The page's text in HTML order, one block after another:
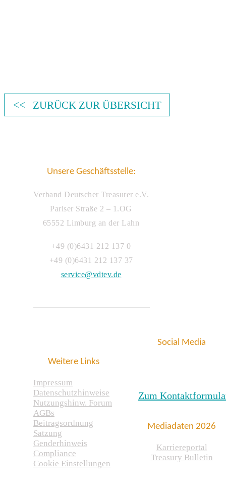
<< ZURÜCK ZUR ÜBERSICHT
Unsere Geschäftsstelle:
Verband Deutscher Treasurer e.V.
Pariser Straße 2 – 1.OG
65552 Limburg an der Lahn
+49 (0)6431 212 137 0
+49 (0)6431 212 137 37
service@vdtev.de
Weitere Links
Impressum
Datenschutzhinweise
Nutzungshinw. Forum
AGBs
Beitragsordnung
Satzung
Genderhinweis
Compliance
Cookie Einstellungen
Social Media
Zum
Mediadaten 2026
Karriereportal
Treasury Bulletin